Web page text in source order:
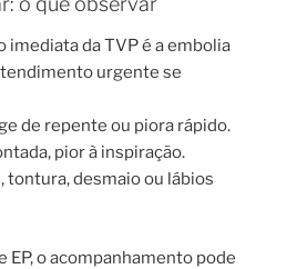
imediata da TVP é a embolia
urgente se
de repente ou piora rápido.
pior à inspiração.
tontura, desmaio ou lábios
EP, o acompanhamento pode